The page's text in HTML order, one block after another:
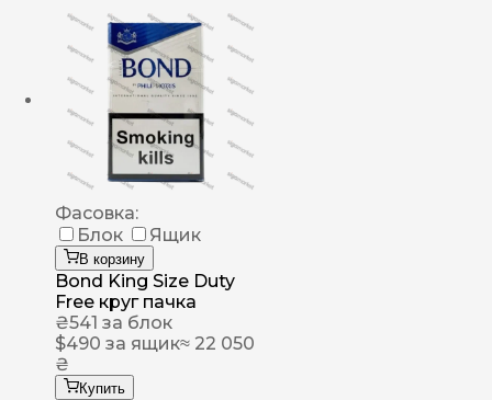
Фасовка:
Блок
Ящик
В корзину
Bond King Size Duty
Free круг пачка
₴541 за блок
$490 за ящик≈ 22 050
₴
Купить